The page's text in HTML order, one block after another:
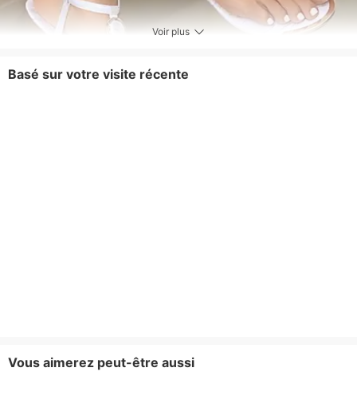
Voir plus
Basé sur votre visite récente
Vous aimerez peut-être aussi